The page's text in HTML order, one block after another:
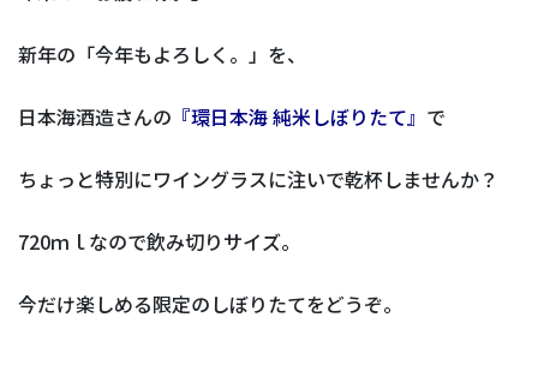
新年の「今年もよろしく。」を、
日本海酒造さんの 『環日本海 純米しぼりたて』 で
ちょっと特別にワイングラスに注いで乾杯しませんか？
720ｍｌなので飲み切りサイズ。
今だけ楽しめる限定のしぼりたてをどうぞ。